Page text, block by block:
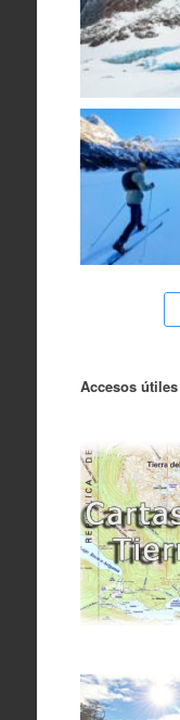
Accesos útiles